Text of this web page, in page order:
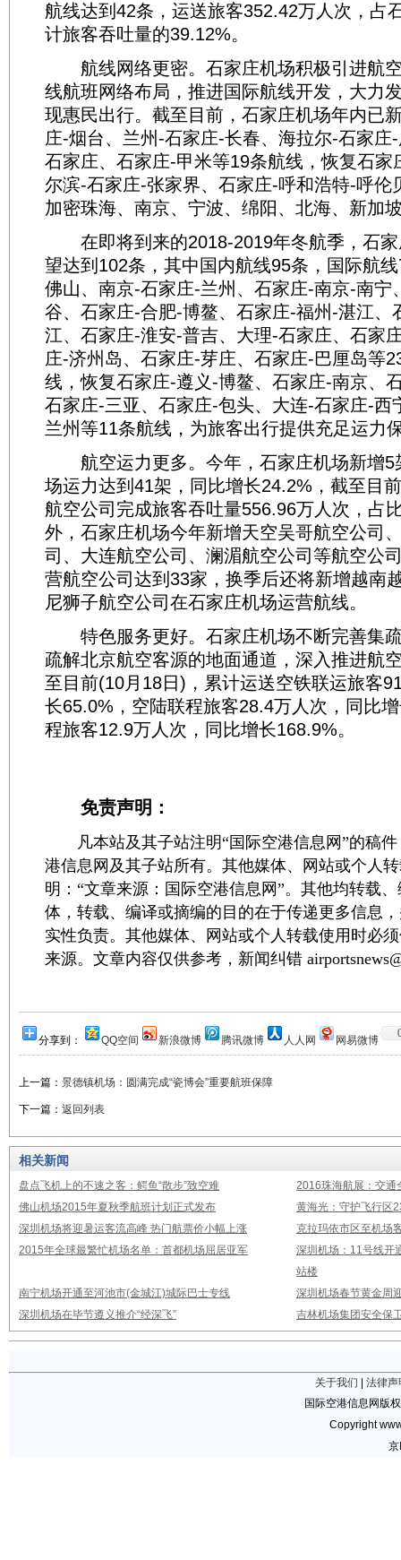
航线达到42条，运送旅客352.42万人次，占
计旅客吞吐量的39.12%。
航线网络更密。石家庄机场积极引进航
线航班网络布局，推进国际航线开发，大力
现惠民出行。截至目前，石家庄机场年内已
庄-烟台、兰州-石家庄-长春、海拉尔-石家庄
石家庄、石家庄-甲米等19条航线，恢复石家
尔滨-石家庄-张家界、石家庄-呼和浩特-呼伦
加密珠海、南京、宁波、绵阳、北海、新加
在即将到来的2018-2019年冬航季，石家
望达到102条，其中国内航线95条，国际航
佛山、南京-石家庄-兰州、石家庄-南京-南宁
谷、石家庄-合肥-博鳌、石家庄-福州-湛江、
江、石家庄-淮安-普吉、大理-石家庄、石家
庄-济州岛、石家庄-芽庄、石家庄-巴厘岛等
线，恢复石家庄-遵义-博鳌、石家庄-南京、
石家庄-三亚、石家庄-包头、大连-石家庄-西
兰州等11条航线，为旅客出行提供充足运力
航空运力更多。今年，石家庄机场新增5
场运力达到41架，同比增长24.2%，截至目
航空公司完成旅客吞吐量556.96万人次，占
外，石家庄机场今年新增天空吴哥航空公司
司、大连航空公司、澜湄航空公司等航空公
营航空公司达到33家，换季后还将新增越南
尼狮子航空公司在石家庄机场运营航线。
特色服务更好。石家庄机场不断完善集
疏解北京航空客源的地面通道，深入推进航
至目前(10月18日)，累计运送空铁联运旅客
长65.0%，空陆联程旅客28.4万人次，同比
程旅客12.9万人次，同比增长168.9%。
免责声明：
凡本站及其子站注明“国际空港信息网”的稿件
港信息网及其子站所有。其他媒体、网站或个人
明：“文章来源：国际空港信息网”。其他均转载
体，转载、编译或摘编的目的在于传递更多信息
实性负责。其他媒体、网站或个人转载使用时必
来源。文章内容仅供参考，新闻纠错
分享到： QQ空间 新浪微博 腾讯微博 人人网 网易微博
上一篇： 景德镇机场：圆满完成“瓷博会”重要航班保障
下一篇： 返回列表
相关新闻
盘点飞机上的不速之客：鳄鱼“散步”致空难
2016珠海航展：交通
佛山机场2015年夏秋季航班计划正式发布
黄海光：守护飞行区
深圳机场将迎暑运客流高峰 热门航票价小幅上涨
克拉玛依市区至机场
2015年全球最繁忙机场名单：首都机场屈居亚军
深圳机场：11号线开
站楼
南宁机场开通至河池市(金城江)城际巴士专线
深圳机场春节黄金周
深圳机场在毕节遵义推介“经深飞”
吉林机场集团安全保
关于我们
法律声
国际空港信息网版
Copyright